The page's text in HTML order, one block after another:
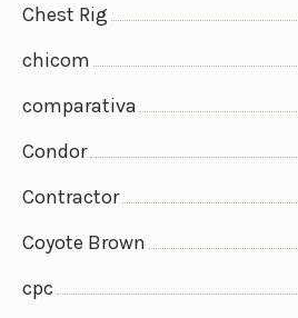
Chest Rig
chicom
comparativa
Condor
Contractor
Coyote Brown
cpc